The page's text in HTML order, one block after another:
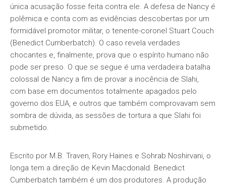
única acusação fosse feita contra ele. A defesa de Nancy é
polêmica e conta com as evidências descobertas por um
formidável promotor militar, o tenente-coronel Stuart Couch
(Benedict Cumberbatch). O caso revela verdades
chocantes e, finalmente, prova que o espírito humano não
pode ser preso. O que se segue é uma verdadeira batalha
colossal de Nancy a fim de provar a inocência de Slahi,
com base em documentos totalmente apagados pelo
governo dos EUA, e outros que também comprovavam sem
sombra de dúvida, as sessões de tortura a que Slahi foi
submetido.
Escrito por M.B. Traven, Rory Haines e Sohrab Noshirvani, o
longa tem a direção de Kevin Macdonald. Benedict
Cumberbatch também é um dos produtores. A produção